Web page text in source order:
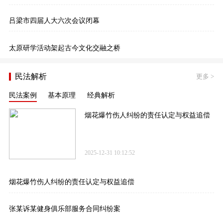
吕梁市四届人大六次会议闭幕
太原研学活动架起古今文化交融之桥
民法解析 更多 >
民法案例 基本原理 经典解析
烟花爆竹伤人纠纷的责任认定与权益追偿
2025-12-31 10:12:52
烟花爆竹伤人纠纷的责任认定与权益追偿
张某诉某健身俱乐部服务合同纠纷案